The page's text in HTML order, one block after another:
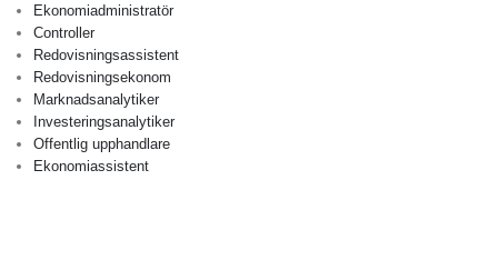
Ekonomiadministratör
Controller
Redovisningsassistent
Redovisningsekonom
Marknadsanalytiker
Investeringsanalytiker
Offentlig upphandlare
Ekonomiassistent